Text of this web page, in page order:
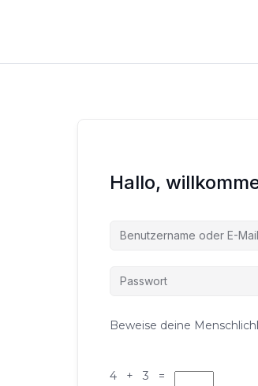
Hallo,
Beweise deine
4 + 3 =